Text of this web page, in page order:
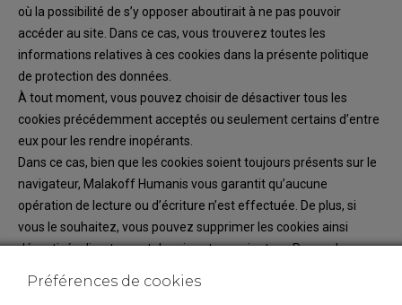
où la possibilité de s’y opposer aboutirait à ne pas pouvoir
accéder au site Dans ce cas, vous trouverez toutes les
informations relatives à ces cookies dans la présente politique
de protection des données.
À tout moment, vous pouvez choisir de désactivertous les
cookies précédemment acceptés ou seulement certains d’entre
euxpour les rendre inopérants.
Dans ce cas, bien que les cookies soient toujours présents sur le
navigateur, Malakoff Humanis vous garantit qu’aucune
opération de lecture ou d’écriture n’est effectuée. De plus, si
vous le souhaitez, vous pouvez supprimer les cookies ainsi
désactivésdirectement depuisvotrenavigateur.Pourcela,nous
Préférences de cookies